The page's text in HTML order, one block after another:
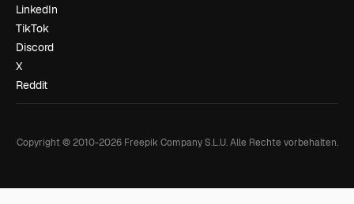
LinkedIn
TikTok
Discord
X
Reddit
Copyright © 2010-2026Freepik Company S.L.U. Alle Rechte vorbehalten.